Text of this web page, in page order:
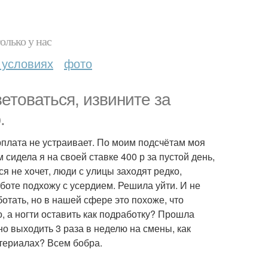
у нас
фото
извините за
не устраивает. По моим подсчётам моя
я на своей ставке 400 р за пустой день,
не хочет, люди с улицы заходят редко,
подхожу с усердием. Решила уйти. И не
но в нашей сфере это похоже, что
ногти оставить как подработку? Прошла
выходить 3 раза в неделю на смены, как
Всем бобра.